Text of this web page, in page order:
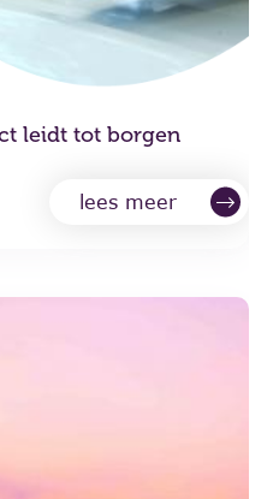
leidt tot borgen
lees meer